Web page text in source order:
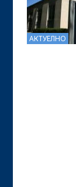
АКТУЕЛНО